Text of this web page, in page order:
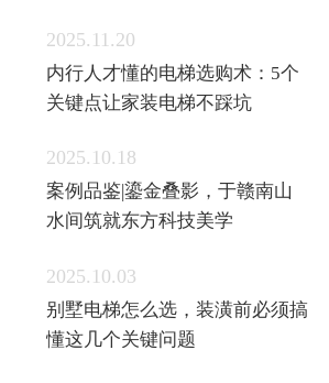
2025.11.20
内行人才懂的电梯选购术：5个
关键点让家装电梯不踩坑
2025.10.18
案例品鉴|鎏金叠影，于赣南山
水间筑就东方科技美学
2025.10.03
别墅电梯怎么选，装潢前必须搞
懂这几个关键问题